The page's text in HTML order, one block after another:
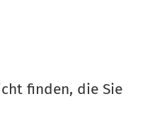
finden, die Sie